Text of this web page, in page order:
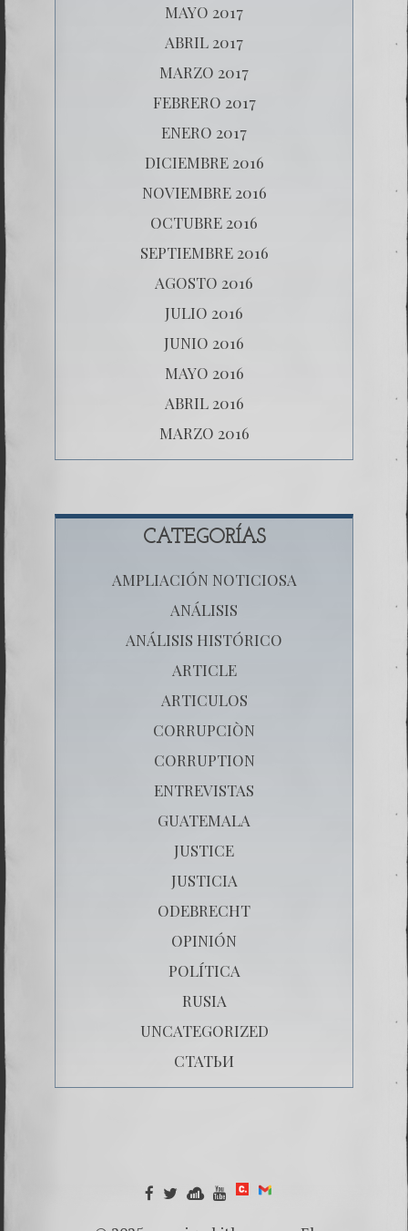
MAYO 2017
ABRIL 2017
MARZO 2017
FEBRERO 2017
ENERO 2017
DICIEMBRE 2016
NOVIEMBRE 2016
OCTUBRE 2016
SEPTIEMBRE 2016
AGOSTO 2016
JULIO 2016
JUNIO 2016
MAYO 2016
ABRIL 2016
MARZO 2016
CATEGORÍAS
AMPLIACIÓN NOTICIOSA
ANÁLISIS
ANÁLISIS HISTÓRICO
ARTICLE
ARTICULOS
CORRUPCIÒN
CORRUPTION
ENTREVISTAS
GUATEMALA
JUSTICE
JUSTICIA
ODEBRECHT
OPINIÓN
POLÍTICA
RUSIA
UNCATEGORIZED
СТАТЬИ